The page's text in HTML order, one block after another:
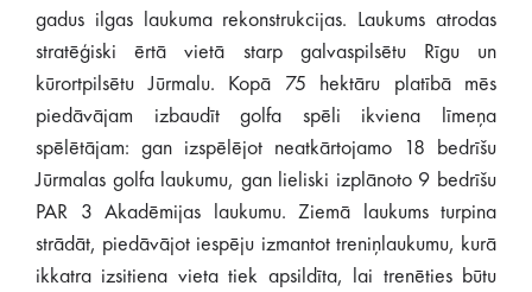
gadus ilgas laukuma rekonstrukcijas. Laukums atrodas
stratēģiski ērtā vietā starp galvaspilsētu Rīgu un
kūrortpilsētu Jūrmalu. Kopā 75 hektāru platībā mēs
piedāvājam izbaudīt golfa spēli ikviena līmeņa
spēlētājam: gan izspēlējot neatkārtojamo 18 bedrīšu
Jūrmalas golfa laukumu, gan lieliski izplānoto 9 bedrīšu
PAR 3 Akadēmijas laukumu. Ziemā laukums turpina
strādāt, piedāvājot iespēju izmantot treniņlaukumu, kurā
ikkatra izsitiena vieta tiek apsildīta, lai trenēties būtu